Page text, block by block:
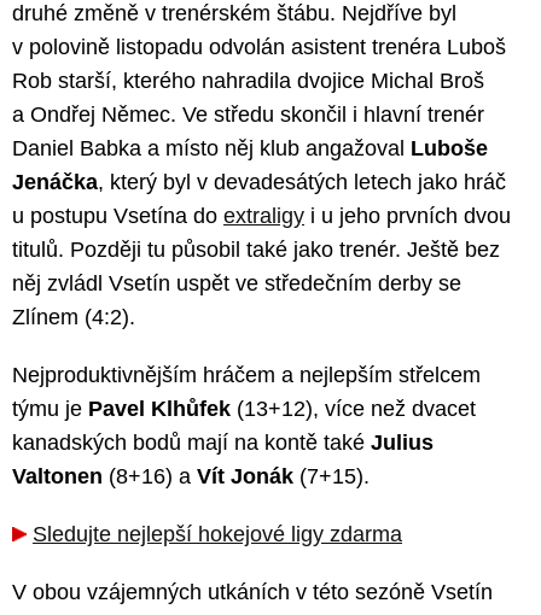
druhé změně v trenérském štábu. Nejdříve byl
v polovině listopadu odvolán asistent trenéra Luboš
Rob starší, kterého nahradila dvojice Michal Broš
a Ondřej Němec. Ve středu skončil i hlavní trenér
Daniel Babka a místo něj klub angažoval Luboše
Jenáčka, který byl v devadesátých letech jako hráč
u postupu Vsetína do extraligy i u jeho prvních dvou
titulů. Později tu působil také jako trenér. Ještě bez
něj zvládl Vsetín uspět ve středečním derby se
Zlínem (4:2).
Nejproduktivnějším hráčem a nejlepším střelcem
týmu je Pavel Klhůfek (13+12), více než dvacet
kanadských bodů mají na kontě také Julius
Valtonen (8+16) a Vít Jonák (7+15).
Sledujte nejlepší hokejové ligy zdarma
V obou vzájemných utkáních v této sezóně Vsetín